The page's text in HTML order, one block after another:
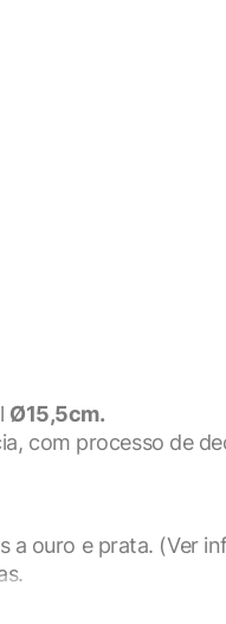
Ø15,5cm.
com processo de
a ouro e prata. (Ver
site. Destes cookies, os
para o